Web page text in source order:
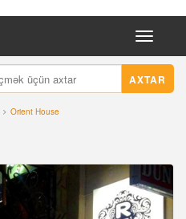
Toggle
AXTAR
Orient House